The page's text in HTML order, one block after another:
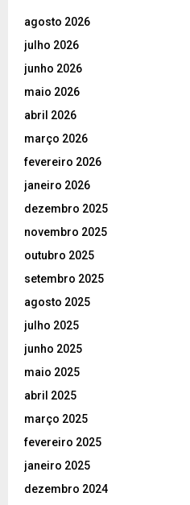
agosto 2026
julho 2026
junho 2026
maio 2026
abril 2026
março 2026
fevereiro 2026
janeiro 2026
dezembro 2025
novembro 2025
outubro 2025
setembro 2025
agosto 2025
julho 2025
junho 2025
maio 2025
abril 2025
março 2025
fevereiro 2025
janeiro 2025
dezembro 2024